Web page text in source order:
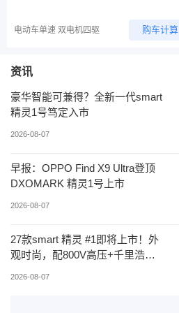
电动车单速 双电机四驱 购车计算
资讯
豪华智能可兼得？全新一代smart
精灵1号笃定入市
2026-08-07
早报：OPPO Find X9 Ultra登顶
DXOMARK 精灵1号上市
2026-08-07
27款smart 精灵 #1即将上市！外
观时尚，配800V高压+千里浩瀚
2026-08-07